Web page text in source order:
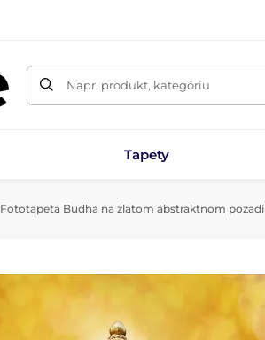
Napr. produkt, kategóriu
Tapety
Fototapeta Budha na zlatom abstraktnom pozadí